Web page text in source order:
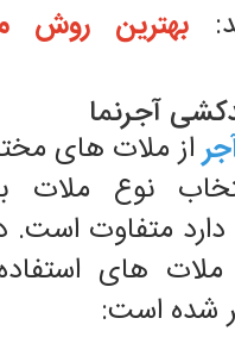
بهترین روش
آجرنما
از ملات های
نوع ملات
دارد متفاوت است.
ملات های
شده است: